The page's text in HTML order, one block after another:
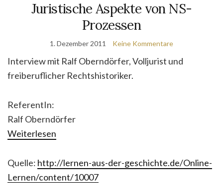
Juristische Aspekte von NS-
Prozessen
1. Dezember 2011 Keine Kommentare
Interview mit Ralf Oberndörfer, Volljurist und
freiberuflicher Rechtshistoriker.
ReferentIn:
Ralf Oberndörfer
Weiterlesen
Quelle: http://lernen-aus-der-geschichte.de/Online-
Lernen/content/10007